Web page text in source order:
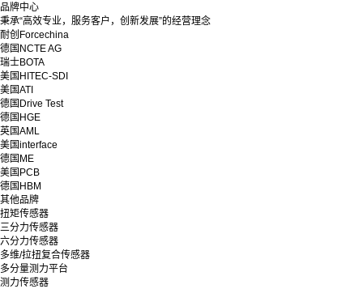
品牌中心
秉承“高效专业，服务客户，创新发展”的经营理念
耐创Forcechina
德国NCTE AG
瑞士BOTA
美国HITEC-SDI
美国ATI
德国Drive Test
德国HGE
英国AML
美国interface
德国ME
美国PCB
德国HBM
其他品牌
扭矩传感器
三分力传感器
六分力传感器
多维/拉扭复合传感器
多分量测力平台
测力传感器